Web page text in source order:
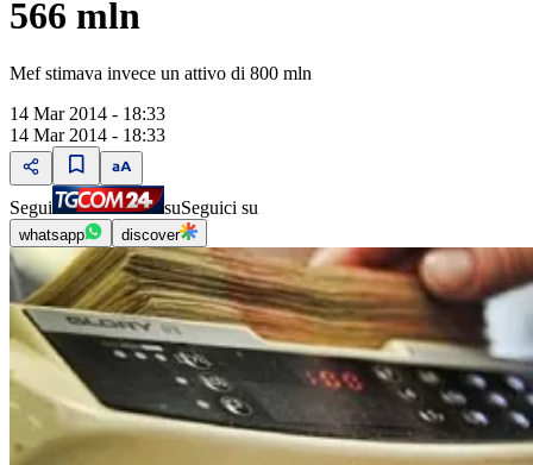
566 mln
Mef stimava invece un attivo di 800 mln
14 Mar 2014 - 18:33
14 Mar 2014 - 18:33
Segui suSeguici su
whatsapp discover